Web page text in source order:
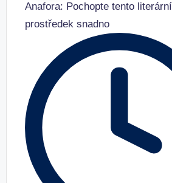
Anafora: Pochopte tento literární
prostředek snadno